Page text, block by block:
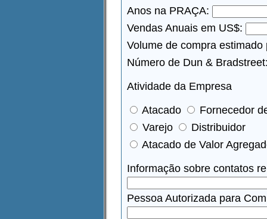
Anos na PRAÇA:
Vendas Anuais em US$:
Volume de compra
Número de Dun &
Atividade da Empresa
Atacado
Fornecedor
Varejo
Distribuidor
Atacado de Valor
Informação sobre contatos
Pessoa Autorizada para